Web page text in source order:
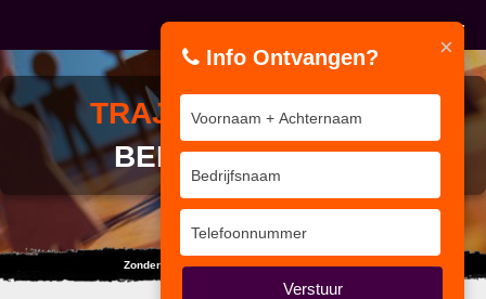
TRAJECTOPTIMALE
BEDRIJFSKUNDE
Zonder de dalen geniet je niet van de pieken.
×
Info Ontvangen?
Verstuur